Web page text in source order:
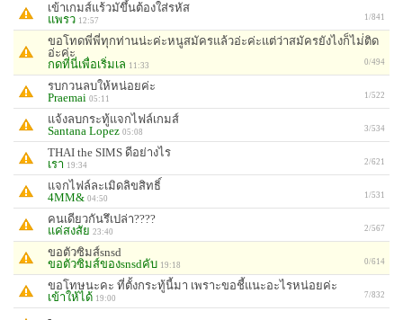
เข้าเกมส์แร้วมัขึ้นต้องใส่รหัส
แพรว 12:57 1/841
ขอโทดพี่พี่ทุกท่านน่ะค่ะหนูสมัครแล้วอ่ะค่ะแต่ว่าสมัครยังไงก็ไม่่ติด
อ่ะค่ะ
กดที่นี่เพื่อเริ่มเล 11:33 0/494
รบกวนลบให้หน่อยค่ะ
Praemai 05:11 1/522
แจ้งลบกระทู้แจกไฟล์เกมส์
Santana Lopez 05:08 3/534
THAI the SIMS ดีอย่างไร
เรา 19:34 2/621
แจกไฟล์ละเมิดลิขสิทธิ์
4MM& 04:50 1/531
คนเดียวกันรึเปล่า????
แค่สงสัย 23:40 2/567
ขอตัวซิมส์snsd
ขอตัวซิมส์ของsnsdคับ 19:18 0/614
ขอโทษนะคะ ที่ตั้งกระทู้นี้มา เพราะขอชี้แนะอะไรหน่อยค่ะ
เข้าให้ได้ 19:00 7/832